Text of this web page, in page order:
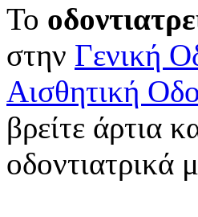
Το
στην Γενική
Αισθητική
βρείτε άρτια
οδοντιατρικά